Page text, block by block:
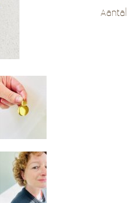
Aantal